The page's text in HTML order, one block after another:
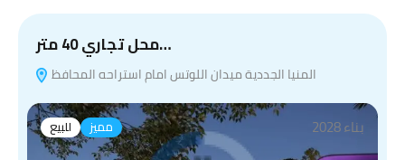
محل تجاري 40 متر…
المنيا الجددية ميدان اللوتس امام استراحه المحافظ
للبيع مميز بناء 2028